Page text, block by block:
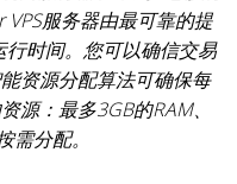
服务器由最可靠的提
时间。您可以确信交易
资源分配算法可确保每
源：最多3GB的RAM、
分配。